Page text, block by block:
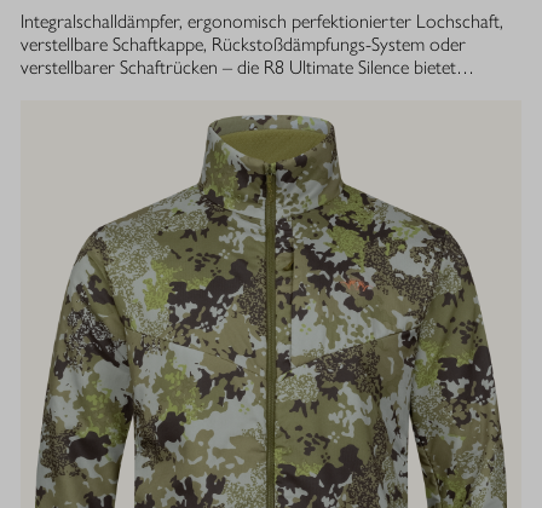
Integralschalldämpfer, ergonomisch perfektionierter Lochschaft,
verstellbare Schaftkappe, Rückstoßdämpfungs-System oder
verstellbarer Schaftrücken – die R8 Ultimate Silence bietet
auf die eigenen Bedürfnisse abstimmen und tragen aktiv zum
besseren Treffen bei. Gleichzeitig ist ihre Konstruktion ganzheitlich
auf den Schutz des Gehörs von Jäger und Hund abgestimmt.
Immer, bei jedem Schuss. Dafür sorgt der Blaser
Integralschalldämpfer. Dank gleichmäßig über den gesamten Lauf
verteilter Masse, bietet die R8 Ultimate Silence die erstklassige
Balance und Führigkeit, die jedes R8 Modell auszeichnet. Die ­
Außenkontur von Lauf- und Schalldämpfermantel ist in
stufenlosem Bull-Barrel-Design gestaltet, das ihr sowohl ein
geringes Gewicht als auch ein ausgesprochen attraktives
Gesamtbild verleiht.